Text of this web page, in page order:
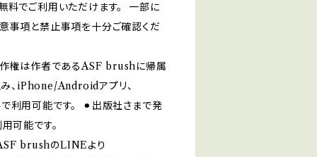
料でご利用いただけます。 一部に
事項と禁止事項を十分ご確認くだ
は作者であるASF brushに帰属
み、iPhone/Androidアプリ、
利用可能です。 ⚫︎出版社さまで発
可能です。
brushのLINEより